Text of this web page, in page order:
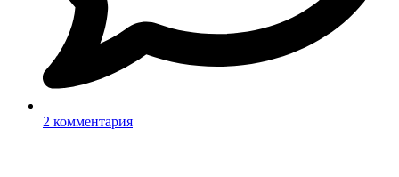
2 комментария